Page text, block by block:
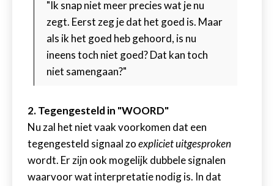
"Ik snap niet meer precies wat je nu
zegt. Eerst zeg je dat het goed is. Maar
als ik het goed heb gehoord, is nu
ineens toch niet goed? Dat kan toch
niet samengaan?"
2. Tegengesteld in "WOORD"
Nu zal het niet vaak voorkomen dat een
tegengesteld signaal zoexpliciet uitgesproken
wordt. Er zijn ook mogelijk dubbele signalen
waarvoor wat interpretatie nodig is. In dat